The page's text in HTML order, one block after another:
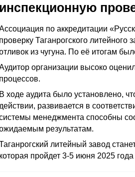
инспекционную
по аккредитации
проверку Таганрогского
из чугуна. По её итогам
организации высоко
процессов.
В ходе аудита было установлено,
действии, развивается в
менеджмента способны
результатам.
литейный завод
которая пройдет 3-5 июня 2025